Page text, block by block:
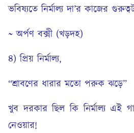
ভবিষ্যতে নির্মাল্য দা’র কাজের
~ অর্পণ বক্সী (খড়দহ)
৪) প্রিয় নির্মাল্য,
“শ্রাবণের ধারার মতো পরুক ঝড়ে”
খুব দরকার ছিল কি নির্মাল্য এই
নেওয়ার!